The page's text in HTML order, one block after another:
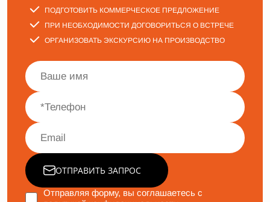
ПОДГОТОВИТЬ КОММЕРЧЕСКОЕ ПРЕДЛОЖЕНИЕ
ПРИ НЕОБХОДИМОСТИ ДОГОВОРИТЬСЯ О ВСТРЕЧЕ
ОРГАНИЗОВАТЬ ЭКСКУРСИЮ НА ПРОИЗВОДСТВО
ОТПРАВИТЬ ЗАПРОС
Отправляя форму, вы соглашаетесь с